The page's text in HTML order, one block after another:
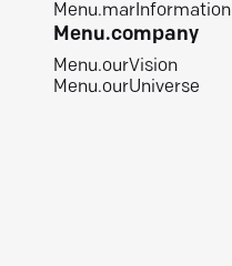
Menu.marInformation
Menu.company
Menu.ourVision
Menu.ourUniverse